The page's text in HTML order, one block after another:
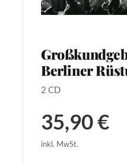
Berliner
2 CD
35,90 €
inkl. MwSt.